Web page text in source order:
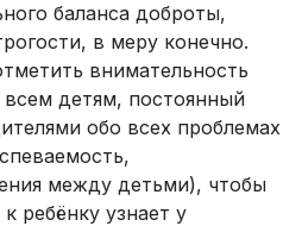
баланса доброты,
в меру конечно.
внимательность
детям, постоянный
обо всех проблемах
между детьми), чтобы
ребёнку узнает у